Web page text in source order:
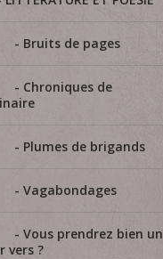
Bruits de pages
Chroniques de
Plumes de brigands
Vagabondages
Vous prendrez bien un
vers ?